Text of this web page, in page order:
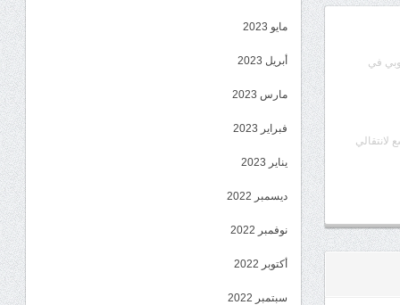
في
لانتقالي
مايو 2023
أبريل 2023
مارس 2023
فبراير 2023
يناير 2023
ديسمبر 2022
نوفمبر 2022
أكتوبر 2022
سبتمبر 2022